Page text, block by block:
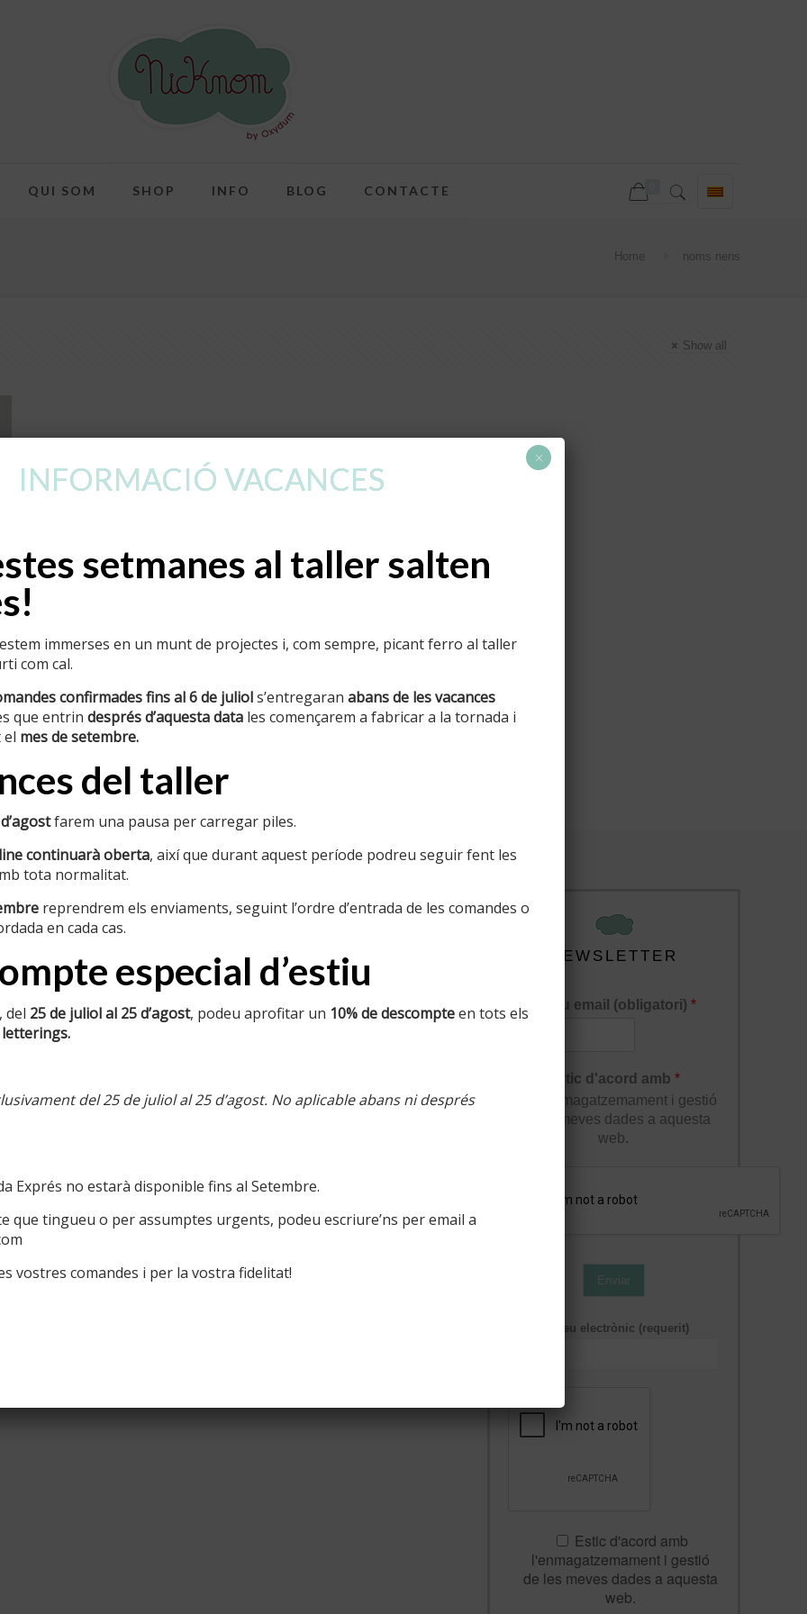
QUI SOM SHOP INFO BLOG CONTACTE
Home noms nens
Show all
d’interés
ferro
i
negocis
Textos legals
Cookies
Enviaments
NEWSLETTER
El teu email (obligatori) *
Estic d'acord amb *
l'enmagatzemament i gestió
de les meves dades a aquesta
web.
Enviar
Correu electrònic (requerit)
Estic d'acord amb
l'enmagatzemament i gestió
de les meves dades a aquesta
web.
INFORMACIÓ VACANCES
setmanes al taller salten
immerses en un munt de projectes i, com sempre, picant ferro al taller
com cal.
confirmades fins al 6 de juliols’entregaran abans de les vacances
que entrin després d’aquesta datales començarem a fabricar a la tornada i
el mes de setembre.
del taller
farem una pausa per carregar piles.
continuarà oberta, així que durant aquest període podreu seguir fent les
tota normalitat.
reprendrem els enviaments, seguint l’ordre d’entrada de les comandes o
en cada cas.
especial d’estiu
del 25 de juliol al 25 d’agost, podeu aprofitar un 10% de descompteen tots els
del 25 de juliol al 25 d’agost. No aplicable abans ni després
Exprés no estarà disponible fins al Setembre.
que tingueu o per assumptes urgents, podeu escriure’ns per email a
vostres comandes i per la vostra fidelitat!
×